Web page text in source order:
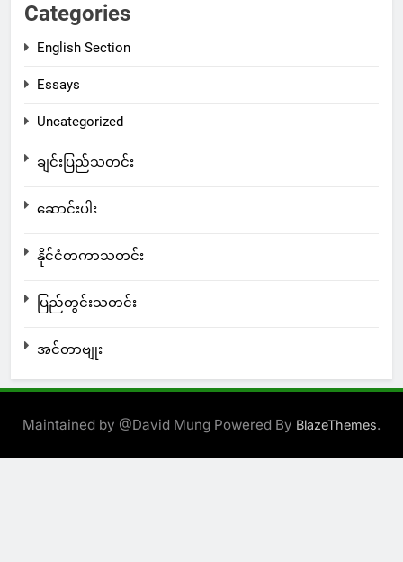
Categories
English Section
Essays
Uncategorized
ချင်းပြည်သတင်း
ဆောင်းပါး
နိုင်ငံတကာသတင်း
ပြည်တွင်းသတင်း
အင်တာဗျုး
Maintained by @David Mung Powered By BlazeThemes.